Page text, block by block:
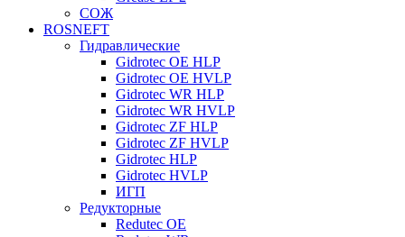
СОЖ
ROSNEFT
Гидравлические
Gidrotec OE HLP
Gidrotec OE HVLP
Gidrotec WR HLP
Gidrotec WR HVLP
Gidrotec ZF HLP
Gidrotec ZF HVLP
Gidrotec HLP
Gidrotec HVLP
ИГП
Редукторные
Redutec OE